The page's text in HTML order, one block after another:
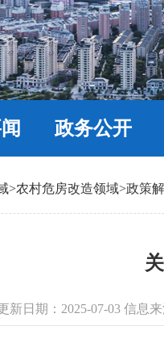
政务公开
>农村危房改造领域>政策
新日期：2025-07-03 信息